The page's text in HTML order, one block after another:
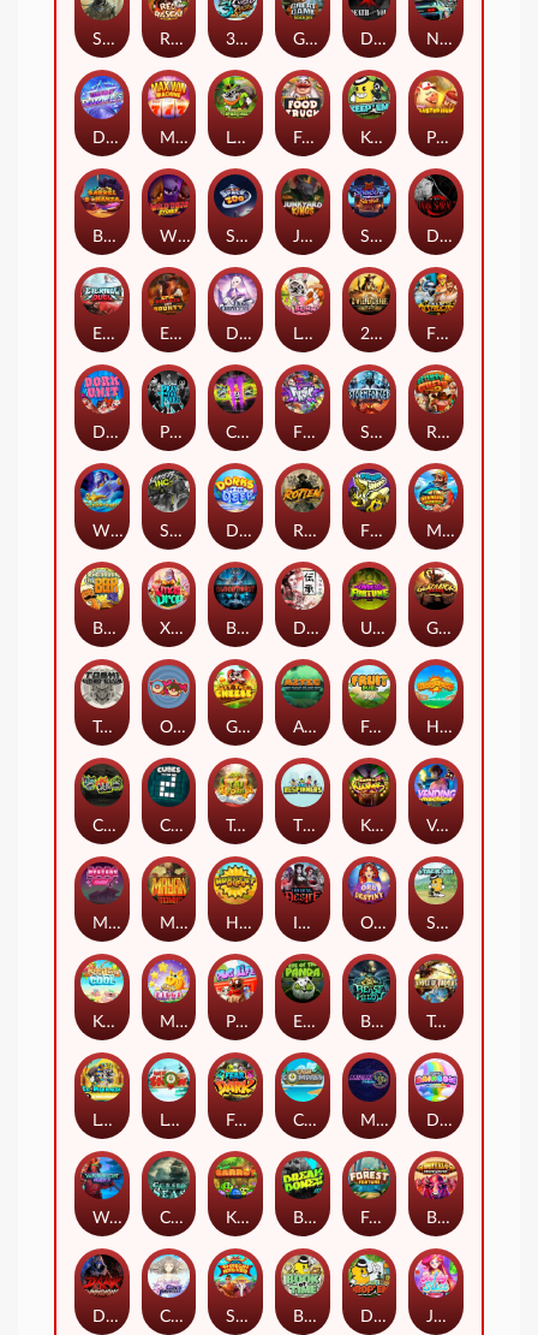
Sand and Ashes Red Rascal™ 3 Cursed Chests™ Great Game Rockies Death Becomes You Nitro Nights
Dandy Diamonds Max Win Machine Le Prechaun Fred's Food Truck Keep 'em Piggy Cluster Hunt
Barrel Bonanza Wild Dojo Strike Space Zoo Junkyard Kings Shadow Strike Dark Spiral
Eternal Duel EPIC BULLETS & BOUNTY Dusk Princess Le Bunny 2 Wild 2 Die Fist Of Destruction
Dork Unit Pray for Three Chaos Crew 2 Fighter Pit Stormforged Rusty & Curly
Wishbringer Slayers Inc Dorks of The Deep Rotten FRKN Bananas Marlin Master
Benny The Beer Xmas Drop Bloodthirst Densho Undead Fortune Gladiator Legends
Toshi Video Club OmNom Get The Cheese Aztec Twist Fruit Duel Hop'n'Pop
Chaos Crew Cubes 2 Tai The Toad The Respinners Klowns Vending Machine
Mystery Motel Mayan Stackways Harvest Wilds Immortal Desire Orb of Destiny Stack'em
Keep 'em Cool Magic Piggy Pug Life Eye of the Panda Beast Below Temple of Torment
Le Pharaoh Let It Snow Fear the Dark Cash Compass Miami Multiplier Double Rainbow
Warrior Ways Cursed Seas King Carrot Break Bones Forest Fortune Buffalo Stack'n'Sync
Dark Summoning Cloud Princess Shaolin Master Book of Time Drop'em Jelly Slice